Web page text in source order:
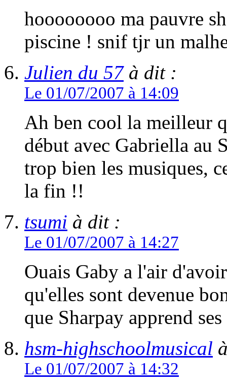
hoooooooo ma pauvre
piscine ! snif tjr un
Julien du 57à dit :
Le 01/07/2007 à 14:09
Ah ben cool la meilleur
début avec Gabriella au
trop bien les musiques,
la fin !!
tsumi à dit :
Le 01/07/2007 à 14:27
Ouais Gaby a l'air
qu'elles sont devenue
que Sharpay apprend
hsm-highschoolmusical
Le 01/07/2007 à 14:32